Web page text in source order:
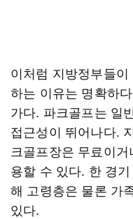
이처럼 지방정부들
하는 이유는 명확하
가다. 파크골프는 일
접근성이 뛰어나다.
크골프장은 무료이
용할 수 있다. 한 경
해 고령층은 물론 가
있다.